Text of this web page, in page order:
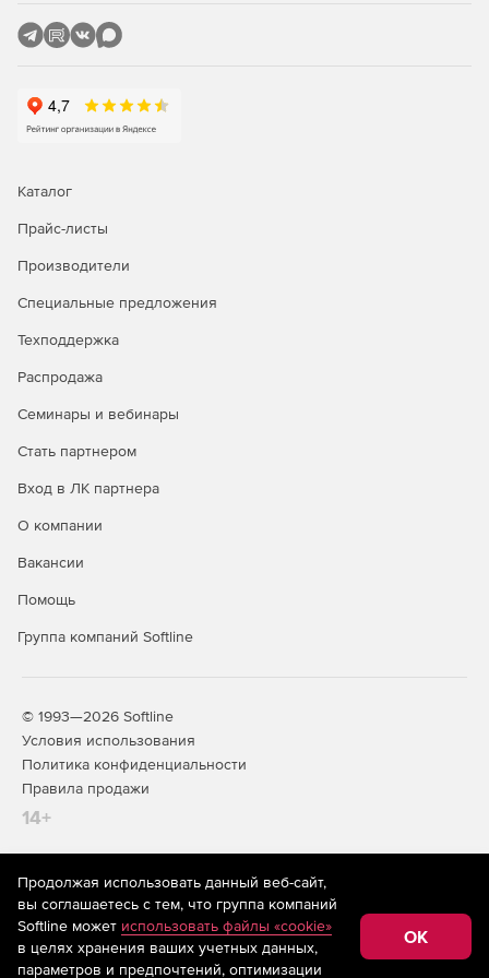
Автоматические обновления описаний вирусов.
режиме. Автоматическая фоновая загрузка файлов не
мешает работе компьютера.
Поддержка 64-разрябных систем Linux.
Поддержка расширяемых дистрибутивов Linux.
Поддержка межсетевого экрана для многосетевых ПК
Каталог
Прайс-листы
Производители
Специальные предложения
Техподдержка
Распродажа
Семинары и вебинары
Стать партнером
Вход в ЛК партнера
О компании
Вакансии
Помощь
Группа компаний Softline
© 1993—2026 Softline
Условия использования
Политика конфиденциальности
Правила продажи
14+
На информационном ресурсе store.softline.ru применяются
рекомендательные технологии(информационные технологии
предоставления информации на основе сбора,
систематизации и анализа сведений, относящихся к
предпочтениям пользователей сети «Интернет»,
Продолжая использовать данный веб-сайт,
вы соглашаетесь с тем, что группа компаний
Softline может использовать файлы «cookie»
в целях хранения ваших учетных данных,
параметров и предпочтений, оптимизации
OK